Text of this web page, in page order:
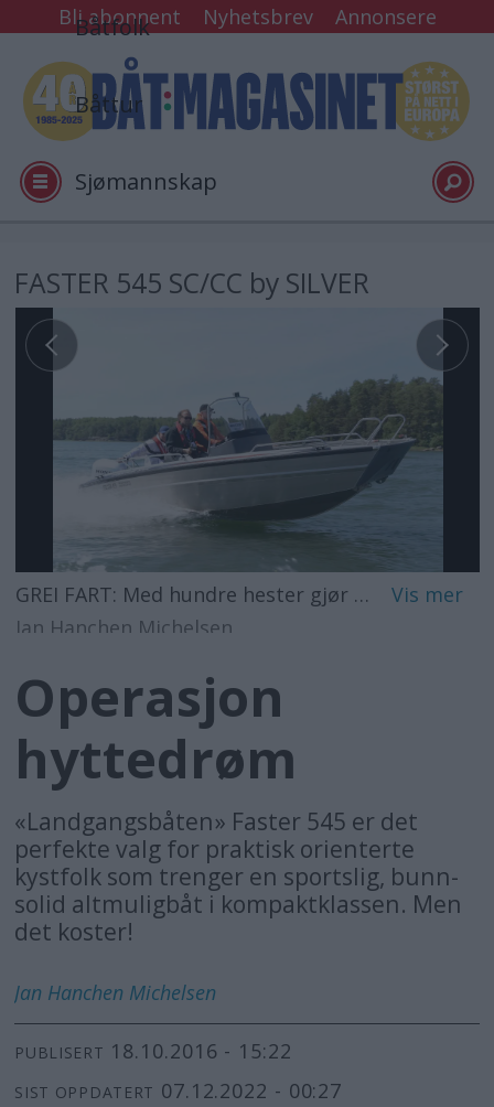
Bli abonnent Nyhetsbrev Annonsere
Båtfolk
Båttur
Sjømannskap
Arkiv
Video
Logg inn
FASTER 545 SC/CC by SILVER
GREI FART: Med hundre hester gjør båten 34 knop i våre målinger.
Jan Hanchen Michelsen
Operasjon
hyttedrøm
«Landgangsbåten» Faster 545 er det
perfekte valg for praktisk orienterte
kystfolk som trenger en sportslig, bunn­
solid altmuligbåt i kompakt­klassen. Men
det koster!
Jan Hanchen Michelsen
PUBLISERT 18.10.2016 - 15:22
SIST OPPDATERT 07.12.2022 - 00:27